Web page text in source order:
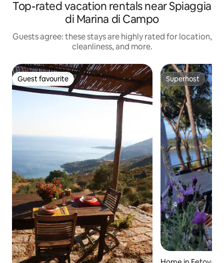
Top-rated vacation rentals near Spiaggia
di Marina di Campo
Guests agree: these stays are highly rated for location,
cleanliness, and more.
Guest favourite
Guest favourite Superhost
Superhost